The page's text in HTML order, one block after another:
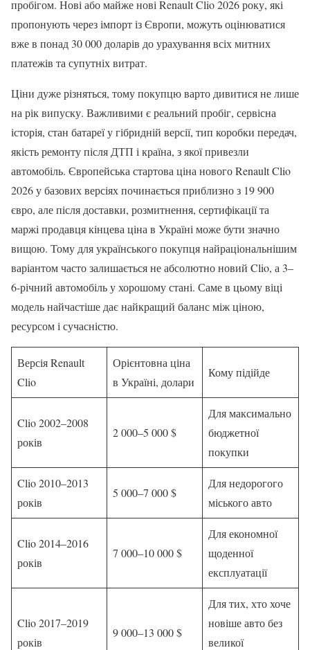
пробігом. Нові або майже нові Renault Clio 2026 року, які
пропонують через імпорт із Європи, можуть оцінюватися
вже в понад 30 000 доларів до урахування всіх митних
платежів та супутніх витрат.
Ціни дуже різняться, тому покупцю варто дивитися не лише
на рік випуску. Важливими є реальний пробіг, сервісна
історія, стан батареї у гібридній версії, тип коробки передач,
якість ремонту після ДТП і країна, з якої привезли
автомобіль. Європейська стартова ціна нового Renault Clio
2026 у базових версіях починається приблизно з 19 900
євро, але після доставки, розмитнення, сертифікації та
маржі продавця кінцева ціна в Україні може бути значно
вищою. Тому для українського покупця найраціональнішим
варіантом часто залишається не абсолютно новий Clio, а 3–
6-річний автомобіль у хорошому стані. Саме в цьому віці
модель найчастіше дає найкращий баланс між ціною,
ресурсом і сучасністю.
Версія Renault
Clio
Орієнтовна ціна
в Україні, долари
Кому підійде
Clio 2002–2008
років
2 000–5 000 $
Для максимально
бюджетної
покупки
Clio 2010–2013
років
5 000–7 000 $
Для недорогого
міського авто
Clio 2014–2016
років
7 000–10 000 $
Для економної
щоденної
експлуатації
Clio 2017–2019
років
9 000–13 000 $
Для тих, хто хоче
новіше авто без
великої